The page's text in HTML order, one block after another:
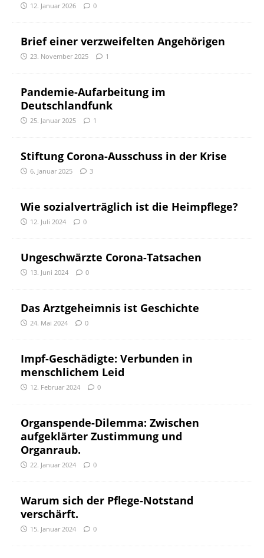
12. Januar 2026 0
Brief einer verzweifelten Angehörigen
23. November 2025 1
Pandemie-Aufarbeitung im
Deutschlandfunk
25. Januar 2025 1
Stiftung Corona-Ausschuss in der Krise
6. Januar 2025 3
Wie sozialverträglich ist die Heimpflege?
12. Juli 2024 0
Ungeschwärzte Corona-Tatsachen
13. Juni 2024 0
Das Arztgeheimnis ist Geschichte
24. Mai 2024 0
Impf-Geschädigte: Verbunden in
menschlichem Leid
12. Februar 2024 0
Organspende-Dilemma: Zwischen
aufgeklärter Zustimmung und
Organraub.
22. Januar 2024 0
Warum sich der Pflege-Notstand
verschärft.
15. Januar 2024 0